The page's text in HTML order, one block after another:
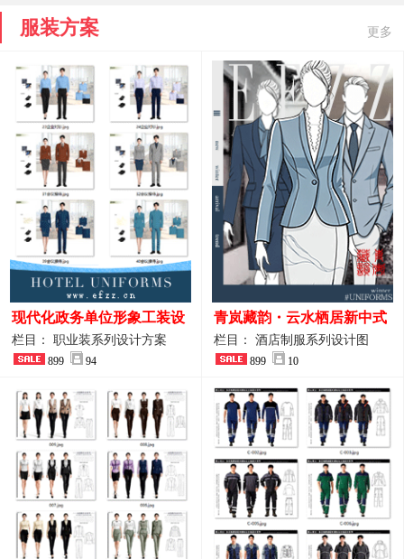
服装方案 更多
现代化政务单位形象工装设
计｜国风会务接待西装制服
整套方案
栏目： 职业装系列设计方案
899 94
青岚藏韵・云水栖居新中式
酒店全岗位制服设计原创作
品图
栏目： 酒店制服系列设计图
899 10